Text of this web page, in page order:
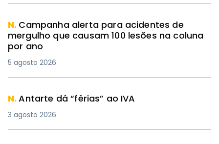
N. Campanha alerta para acidentes de
mergulho que causam 100 lesões na coluna
por ano
5 agosto 2026
N.Antarte dá “férias” ao IVA
3 agosto 2026